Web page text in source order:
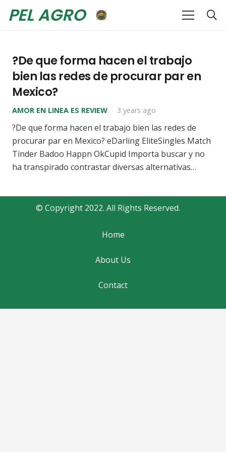
PEL AGRO
?De que forma hacen el trabajo
bien las redes de procurar par en
Mexico?
AMOR EN LINEA ES REVIEW 3 years ago
?De que forma hacen el trabajo bien las redes de
procurar par en Mexico? eDarling EliteSingles Match
Tinder Badoo Happn OkCupid Importa buscar y no
ha transpirado contrastar diversas alternativas…
© Copyright 2022. All Rights Reserved.
Home
About Us
Contact